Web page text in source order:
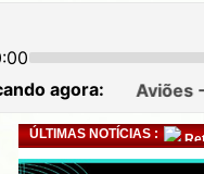
ÚLTIMAS NOTÍCIAS :